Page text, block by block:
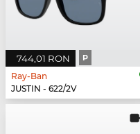
744,01 RON P
Ray-Ban
JUSTIN - 622/2V